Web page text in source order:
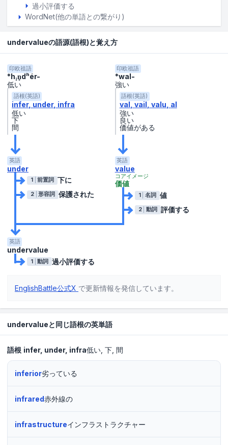
過小評価する
WordNet(他の単語との繋がり)
undervalueの語源(語根)と覚え方
印欧祖語
*h₁n̥dʰér-
低い
語根(英語)
infer under infra
低い
下
間
印欧祖語
*wal-
強い
語根(英語)
val vail valu al
強い
良い
価値がある
英語
under
1 前置詞 下に
2 形容詞 保護された
英語
value
コアイメージ
価値
1 名詞 値
2 動詞 評価する
英語
undervalue
1 動詞 過小評価する
EnglishBattle公式X で更新情報を発信しています。
undervalueと同じ語根の英単語
語根 infer under infra低い 下 間
inferior劣っている
infrared赤外線の
infrastructureインフラストラクチャー